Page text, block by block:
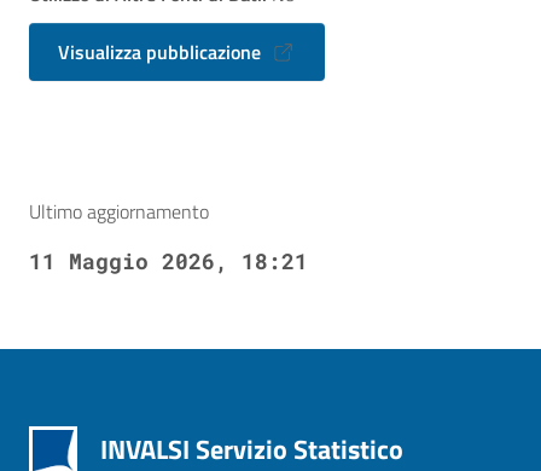
Visualizza pubblicazione
Ultimo aggiornamento
11 Maggio 2026, 18:21
INVALSI Servizio Statistico